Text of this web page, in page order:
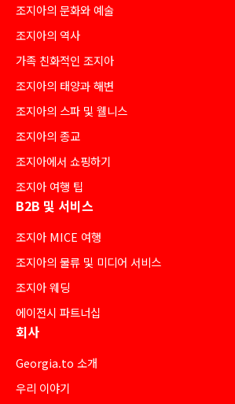
조지아의 문화와 예술
조지아의 역사
가족 친화적인 조지아
조지아의 태양과 해변
조지아의 스파 및 웰니스
조지아의 종교
조지아에서 쇼핑하기
조지아 여행 팁
B2B 및 서비스
조지아 MICE 여행
조지아의 물류 및 미디어 서비스
조지아 웨딩
에이전시 파트너십
회사
Georgia.to 소개
우리 이야기